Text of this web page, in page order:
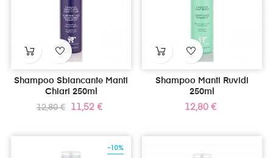
Shampoo Sbiancante Manti
Chiari 250ml
Prezzo
12,80 € Prezzo
11,52 €
Shampoo Manti Ruvidi
250ml
Prezzo
12,80 €
-10%